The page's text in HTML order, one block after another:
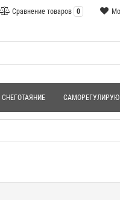
Сравнение товаров 0
СНЕГОТАЯНИЕ